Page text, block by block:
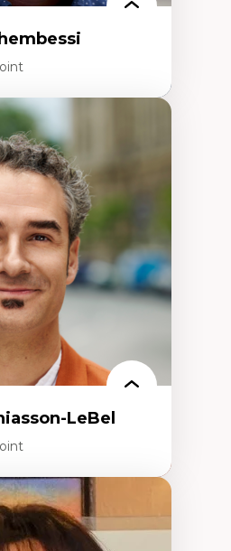
durables
économiques
des ressources naturelles
durable du territoire
régional
rural francophone
écologique
LeBel
comparée